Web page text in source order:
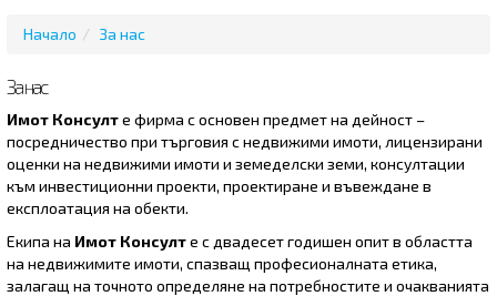
Начало За нас
За нас
Имот Консулте фирма с основен предмет на дейност –
посредничество при търговия с недвижими имоти, лицензирани
оценки на недвижими имоти и земеделски земи, консултации
към инвестиционни проекти, проектиране и въвеждане в
експлоатация на обекти.
Екипа на Имот Консулте с двадесет годишен опит в областта
на недвижимите имоти, спазващ професионалната етика,
залагащ на точното определяне на потребностите и очакванията